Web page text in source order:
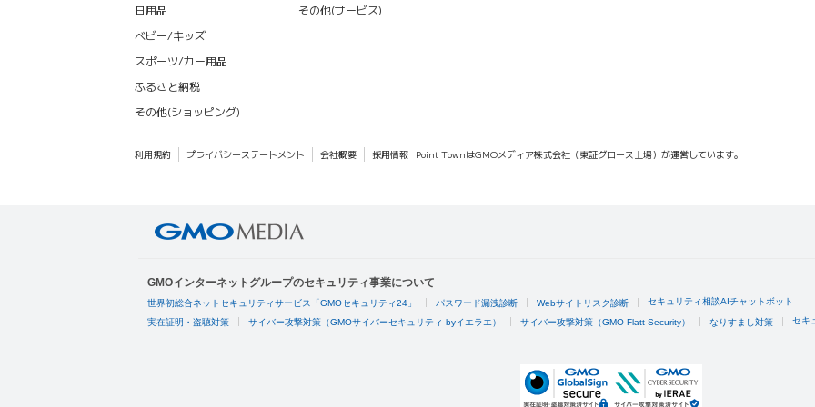
日用品
ベビー/キッズ
スポーツ/カー用品
ふるさと納税
その他(ショッピング)
その他(サービス)
利用規約 プライバシーステートメント 会社概要 採用情報 Point TownはGMOメディア株式会社（東証グロース上場）が運営しています。
GMOインターネットグループのセキュリティ事業について
世界初総合ネットセキュリティサービス「GMOセキュリティ24」 パスワード漏洩診断 Webサイトリスク診断 セキュリティ相談AIチャットボット
実在証明・盗聴対策 サイバー攻撃対策（GMOサイバーセキュリティ byイエラエ） サイバー攻撃対策（GMO Flatt Security） なりすまし対策 セキ